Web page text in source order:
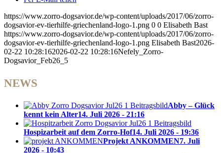
https://www.zorro-dogsavior.de/wp-content/uploads/2017/06/zorro-
dogsavior-ev-tierhilfe-griechenland-logo-1.png 0 0 Elisabeth Bast
https://www.zorro-dogsavior.de/wp-content/uploads/2017/06/zorro-
dogsavior-ev-tierhilfe-griechenland-logo-1.png Elisabeth Bast2026-
02-22 10:28:162026-02-22 10:28:16Nefely_Zorro-
Dogsavior_Feb26_5
NEWS
Abby – Glück
kennt kein Alter14. Juli 2026 - 21:16
Hospizarbeit auf dem Zorro-Hof14. Juli 2026 - 19:36
Projekt ANKOMMEN7. Juli
2026 - 10:43